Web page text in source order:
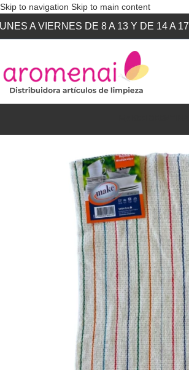
Skip to navigation Skip to main content
A VIERNES DE 8 A 13 Y DE 14 A 17